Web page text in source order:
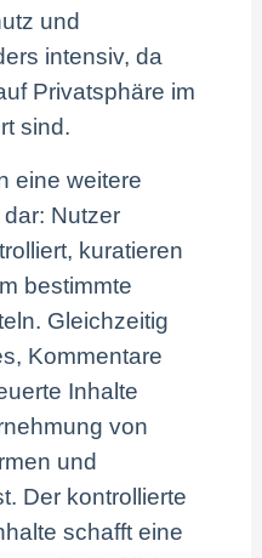
und
intensiv, da
Privatsphäre im
sind.
eine weitere
Nutzer
kuratieren
bestimmte
Gleichzeitig
Kommentare
Inhalte
von
und
Der kontrollierte
schafft eine